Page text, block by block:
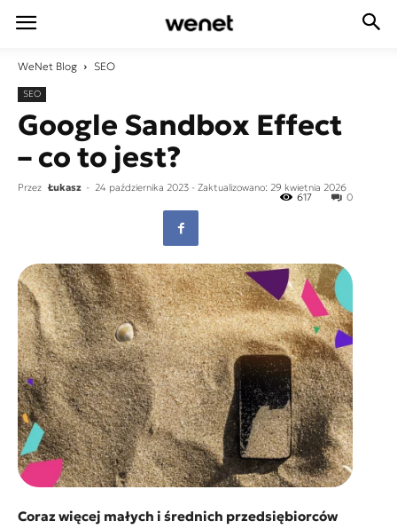
WeNet Blog SEO
SEO
Google Sandbox Effect
– co to jest?
Przez Łukasz - 24 października 2023 - Zaktualizowano: 29 kwietnia 2026
0
617
Coraz więcej małych i średnich przedsiębiorców